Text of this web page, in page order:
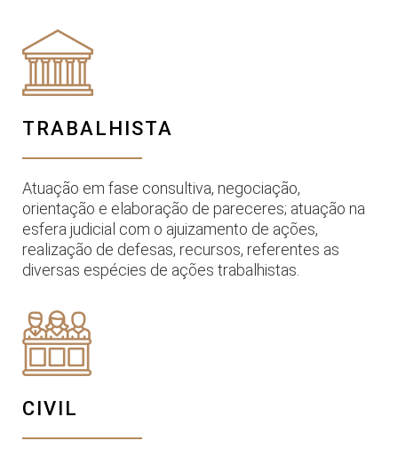
TRABALHISTA
Atuação em fase consultiva, negociação,
orientação e elaboração de pareceres; atuação na
esfera judicial com o ajuizamento de ações,
realização de defesas, recursos, referentes as
diversas espécies de ações trabalhistas.
CIVIL